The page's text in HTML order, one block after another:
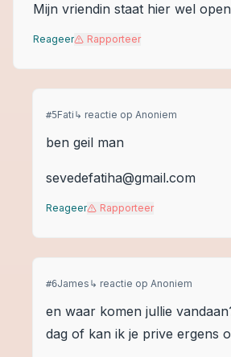
Mijn vriendin staat hier wel
Reageer Rapporteer
#5Fati ↳ reactie op Anoniem
ben geil man
sevedefatiha@gmail.com
Reageer Rapporteer
#6James ↳ reactie op Anoniem
en waar komen jullie
dag of kan ik je prive ergens